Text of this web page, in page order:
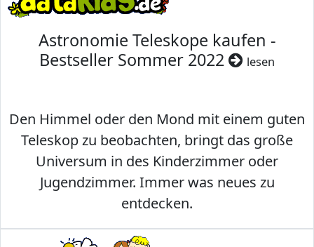
Astronomie Teleskope kaufen -
Bestseller Sommer 2022
lesen
Den Himmel oder den Mond mit einem guten
Teleskop zu beobachten, bringt das große
Universum in des Kinderzimmer oder
Jugendzimmer. Immer was neues zu
entdecken.